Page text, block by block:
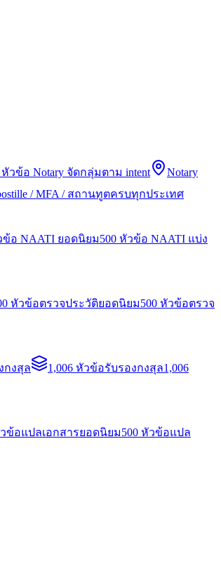
หัวข้อ Notary จัดกลุ่มตาม intent
Notary
/ MFA / สถานทูตครบทุกประเทศ
ข้อ NAATI ยอดนิยม500 หัวข้อ NAATI แบ่ง
หัวข้อตรวจประวัติยอดนิยม500 หัวข้อตรวจ
กงสุล 1,006 หัวข้อรับรองกงสุล1,006
วข้อแปลเอกสารยอดนิยม500 หัวข้อแปล